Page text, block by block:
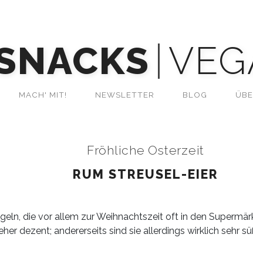
MACH' MIT! NEWSLETTER BLOG
Fröhliche Osterzeit
RUM STREUSEL-EIER
die vor allem zur Weihnachtszeit oft in den
dezent; andererseits sind sie allerdings wirklich sehr